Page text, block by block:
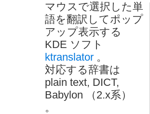
マウスで選択した単
語を翻訳してポップ
アップ表示する
KDE ソフト
ktranslator 。
対応する辞書は
plain text, DICT,
Babylon （2.x系）
。